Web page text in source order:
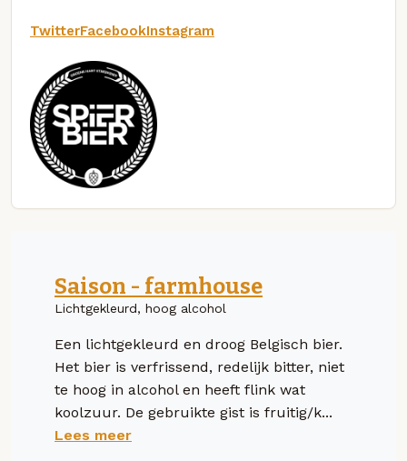
TwitterFacebookInstagram
Saison - farmhouse
Lichtgekleurd, hoog alcohol
Een lichtgekleurd en droog Belgisch bier.
Het bier is verfrissend, redelijk bitter, niet
te hoog in alcohol en heeft flink wat
koolzuur. De gebruikte gist is fruitig/k...
Lees meer